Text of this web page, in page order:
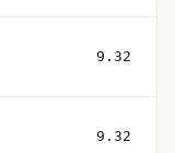
9.32
9.32